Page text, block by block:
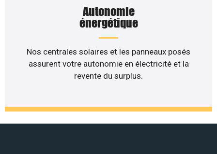
Autonomie
énergétique
Nos centrales solaires et les panneaux posés
assurent votre autonomie en électricité et la
revente du surplus.